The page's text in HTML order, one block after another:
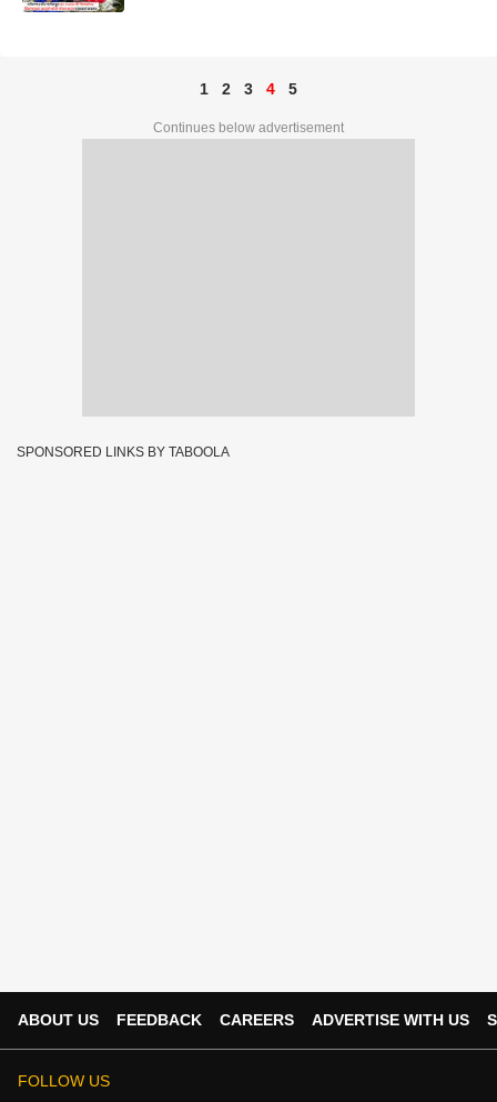
1 2 3 4 5
Continues below advertisement
SPONSORED LINKS BY TABOOLA
ABOUT US FEEDBACK CAREERS ADVERTISE WITH US
FOLLOW US